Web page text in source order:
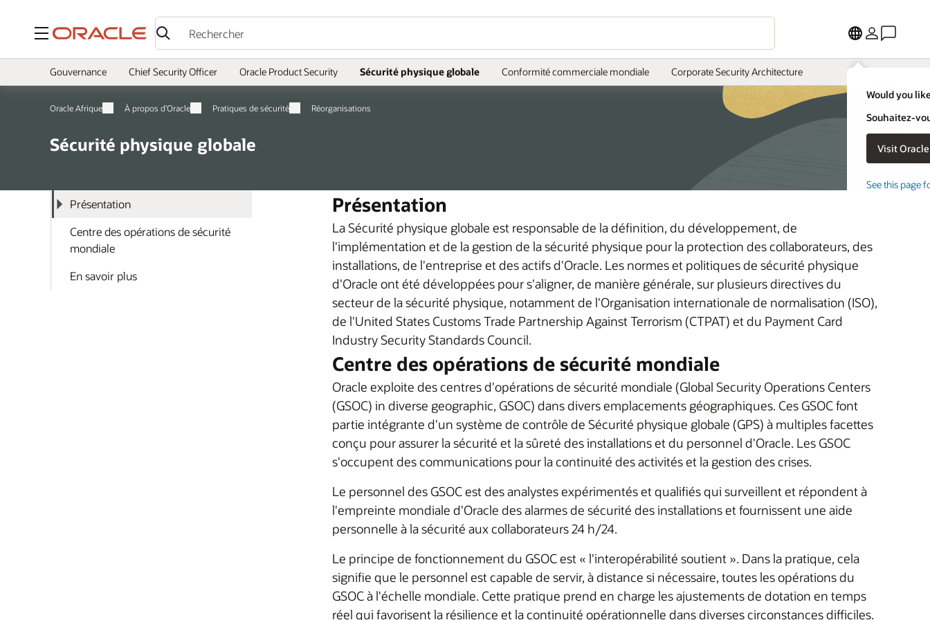
Menu
Would you
Souhaitez-
See this page
Gouvernance Chief Security Officer Oracle Product Security Sécurité physique globale Conformité commerciale mondiale Corporate Security Architecture More
Oracle Afrique À propos d’Oracle Pratiques de sécurité Réorganisations
Sécurité physique globale
Présentation
Centre des opérations de sécurité
mondiale
En savoir plus
Présentation
La Sécurité physique globale est responsable de la définition, du développement, de
l'implémentation et de la gestion de la sécurité physique pour la protection des collaborateurs, des
installations, de l'entreprise et des actifs d'Oracle. Les normes et politiques de sécurité physique
d'Oracle ont été développées pour s'aligner, de manière générale, sur plusieurs directives du
secteur de la sécurité physique, notamment de l'Organisation internationale de normalisation (ISO),
de l'United States Customs Trade Partnership Against Terrorism (CTPAT) et du Payment Card
Industry Security Standards Council.
Centre des opérations de sécurité mondiale
Oracle exploite des centres d'opérations de sécurité mondiale (Global Security Operations Centers
(GSOC) in diverse geographic, GSOC) dans divers emplacements géographiques. Ces GSOC font
partie intégrante d'un système de contrôle de Sécurité physique globale (GPS) à multiples facettes
conçu pour assurer la sécurité et la sûreté des installations et du personnel d'Oracle. Les GSOC
s'occupent des communications pour la continuité des activités et la gestion des crises.
Le personnel des GSOC est des analystes expérimentés et qualifiés qui surveillent et répondent à
l'empreinte mondiale d'Oracle des alarmes de sécurité des installations et fournissent une aide
personnelle à la sécurité aux collaborateurs 24 h/24.
Le principe de fonctionnement du GSOC est « l'interopérabilité soutient ». Dans la pratique, cela
signifie que le personnel est capable de servir, à distance si nécessaire, toutes les opérations du
GSOC à l'échelle mondiale. Cette pratique prend en charge les ajustements de dotation en temps
réel qui favorisent la résilience et la continuité opérationnelle dans diverses circonstances difficiles.